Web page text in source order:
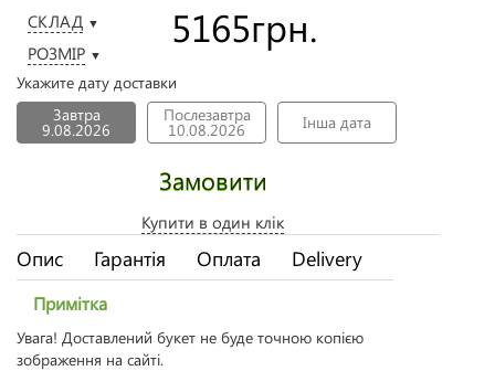
СКЛАД ▼
РОЗМІР ▼
5165грн.
Укажите дату доставки
Завтра
9.08.2026
Послезавтра
10.08.2026 Інша дата
Замовити
Купити в один клік
Опис Гарантія Оплата Delivery
Примітка
Увага! Доставлений букет не буде точною копією
зображення на сайті.